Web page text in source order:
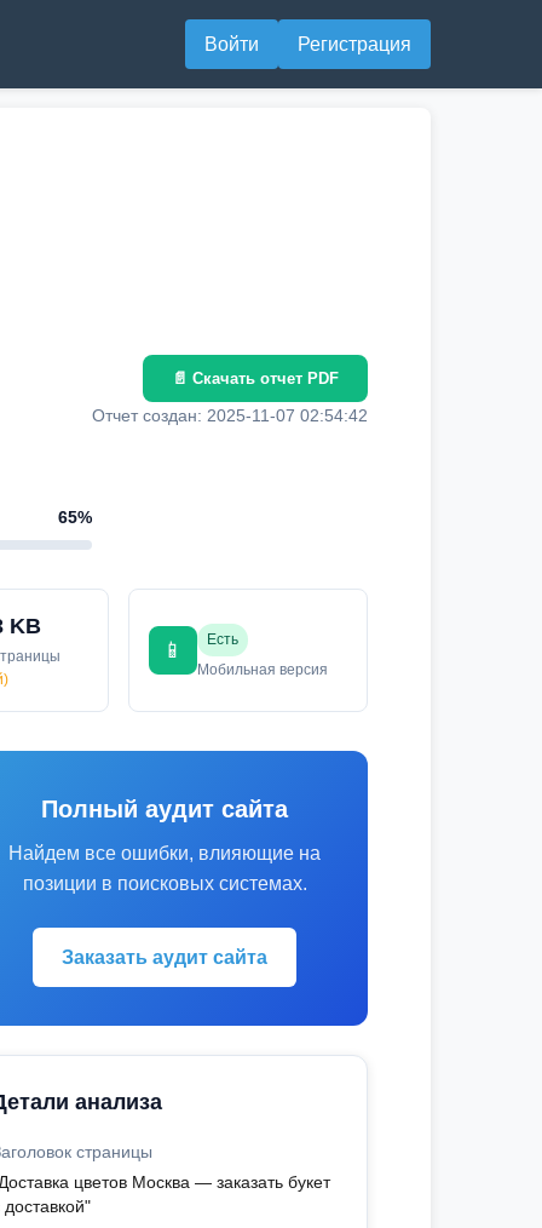
Войти Регистрация
65%
📄 Скачать отчет PDF
Отчет создан: 2025-11-07 02:54:42
KB
📱
Есть
Мобильная версия
Полный аудит сайта
Найдем все ошибки, влияющие на
позиции в поисковых системах.
Заказать аудит сайта
анализа
страницы
цветов Москва — заказать букет
доставкой"